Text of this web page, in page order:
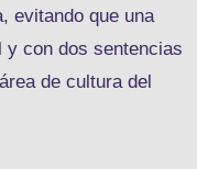
evitando que una
y con dos sentencias
de cultura del